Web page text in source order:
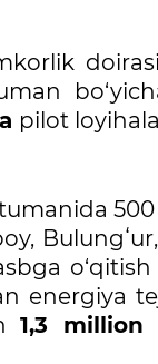
pilot
energiya
1,3